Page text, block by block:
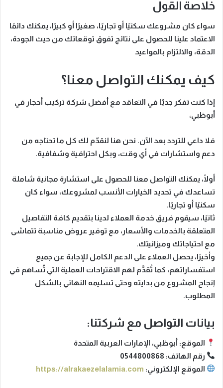
خلاصة القول
سواء كان مشروعك سكنيًا أو تجاريًا، صغيرًا أو كبيرًا، يمكنك دائمًا
الاعتماد علينا للحصول على نتائج تفوق توقعاتك من حيث الجودة،
الدقة، والالتزام بالمواعيد
كيف يمكنك التواصل معنا؟
إذا كنت تفكر جديًا في التعاقد مع أفضل شركة تركيب أحجار في
أبوظبي،
فلا داعي للتردد بعد الآن. نحن هنا لنقدّم لك كل ما تحتاجه من
دعم واستشارات في أي وقت، وبكل احترافية وشفافية.
أولًا، يمكنك التواصل معنا للحصول على استشارة مجانية شاملة
تساعدك في تحديد الخيارات الأنسب لمشروعك، سواء كان
سكنيًا أو تجاريًا.
ثانيًا، سيقوم فريق خدمة العملاء لدينا بتقديم كافة التفاصيل
المتعلقة بالخدمات والأسعار، مع توفير عروض مناسبة تتماشى
مع احتياجاتك وميزانيتك.
وأخيرًا، يحصل العملاء على الدعم الكامل للإجابة عن جميع
استفساراتهم، كما تُقدَّم لهم الاقتراحات العملية التي تُساهم في
إنجاح المشروع من بدايته وحتى تسليمه النهائي بالشكل
المطلوب.
بيانات التواصل مع شركتنا:
الموقع: أبوظبي، الإمارات العربية المتحدة
رقم الهاتف:
الموقع الإلكتروني: https://alrakaezelalamia.com